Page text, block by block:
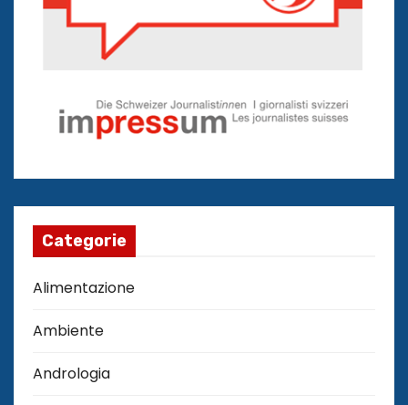
Categorie
Alimentazione
Ambiente
Andrologia